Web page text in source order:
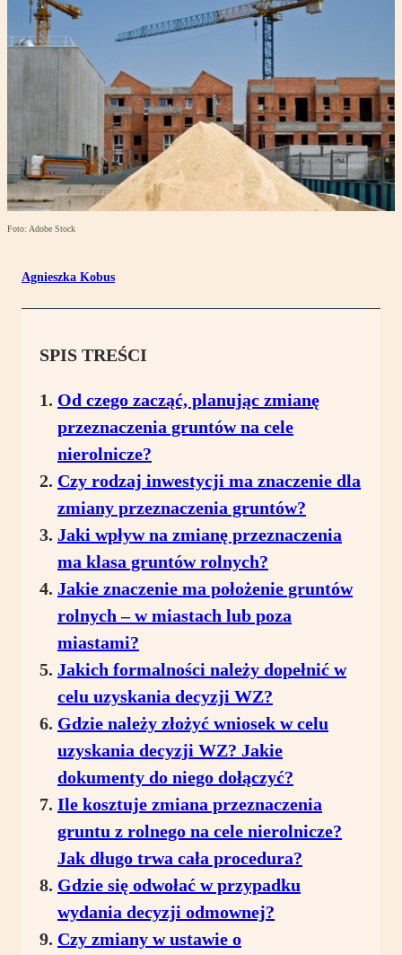
Foto: Adobe Stock
Agnieszka Kobus
SPIS TREŚCI
Od czego zacząć, planując zmianę
przeznaczenia gruntów na cele
nierolnicze?
Czy rodzaj inwestycji ma znaczenie dla
zmiany przeznaczenia gruntów?
Jaki wpływ na zmianę przeznaczenia
ma klasa gruntów rolnych?
Jakie znaczenie ma położenie gruntów
rolnych – w miastach lub poza
miastami?
Jakich formalności należy dopełnić w
celu uzyskania decyzji WZ?
Gdzie należy złożyć wniosek w celu
uzyskania decyzji WZ? Jakie
dokumenty do niego dołączyć?
Ile kosztuje zmiana przeznaczenia
gruntu z rolnego na cele nierolnicze?
Jak długo trwa cała procedura?
Gdzie się odwołać w przypadku
wydania decyzji odmownej?
Czy zmiany w ustawie o